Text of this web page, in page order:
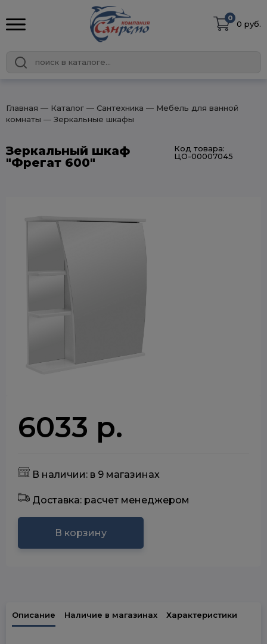
0
0 руб.
Главная ― Каталог ― Сантехника ― Мебель для ванной
комнаты ― Зеркальные шкафы
Зеркальный шкаф
"Фрегат 600"
Код товара:
ЦО-00007045
6033 р.
В наличии: в 9 магазинах
Доставка: расчет менеджером
В корзину
Описание Наличие в магазинах Характеристики